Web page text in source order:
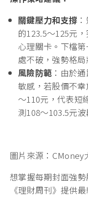
關鍵壓力和支撐
的123.5～125元
心理關卡。下檔
處不破，強勢格局
風險防範 ：由於
敏感，若股價不
～110元，代表短
測108～103.5元
圖片來源：CMoney
想掌握每期封面強勢
《理財周刊》提供